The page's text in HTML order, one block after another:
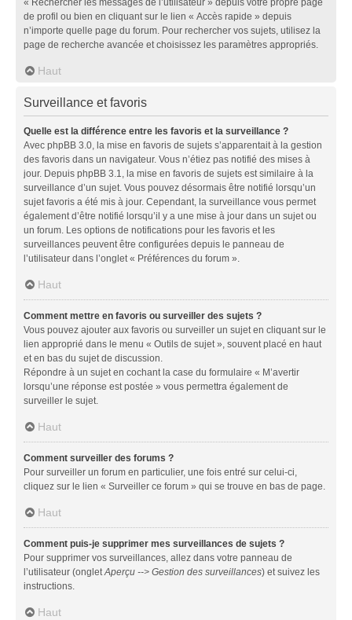
« Rechercher les messages de l’utilisateur » depuis votre propre page
de profil ou bien en cliquant sur le lien « Accès rapide » depuis
n’importe quelle page du forum. Pour rechercher vos sujets, utilisez la
page de recherche avancée et choisissez les paramètres appropriés.
Haut
Surveillance et favoris
Quelle est la différence entre les favoris et la surveillance ?
Avec phpBB 3.0, la mise en favoris de sujets s’apparentait à la gestion
des favoris dans un navigateur. Vous n’étiez pas notifié des mises à
jour. Depuis phpBB 3.1, la mise en favoris de sujets est similaire à la
surveillance d’un sujet. Vous pouvez désormais être notifié lorsqu’un
sujet favoris a été mis à jour. Cependant, la surveillance vous permet
également d’être notifié lorsqu’il y a une mise à jour dans un sujet ou
un forum. Les options de notifications pour les favoris et les
surveillances peuvent être configurées depuis le panneau de
l’utilisateur dans l’onglet « Préférences du forum ».
Haut
Comment mettre en favoris ou surveiller des sujets ?
Vous pouvez ajouter aux favoris ou surveiller un sujet en cliquant sur le
lien approprié dans le menu « Outils de sujet », souvent placé en haut
et en bas du sujet de discussion.
Répondre à un sujet en cochant la case du formulaire « M’avertir
lorsqu’une réponse est postée » vous permettra également de
surveiller le sujet.
Haut
Comment surveiller des forums ?
Pour surveiller un forum en particulier, une fois entré sur celui-ci,
cliquez sur le lien « Surveiller ce forum » qui se trouve en bas de page.
Haut
Comment puis-je supprimer mes surveillances de sujets ?
Pour supprimer vos surveillances, allez dans votre panneau de
l’utilisateur (ongletAperçu --> Gestion des surveillances) et suivez les
instructions.
Haut